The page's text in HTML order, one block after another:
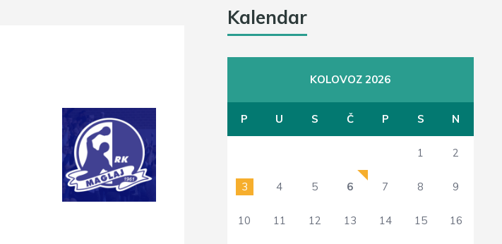
Kalendar
KOLOVOZ 2026
P U S Č P S N
1 2
3 4 5 6 7 8 9
10 11 12 13 14 15 16